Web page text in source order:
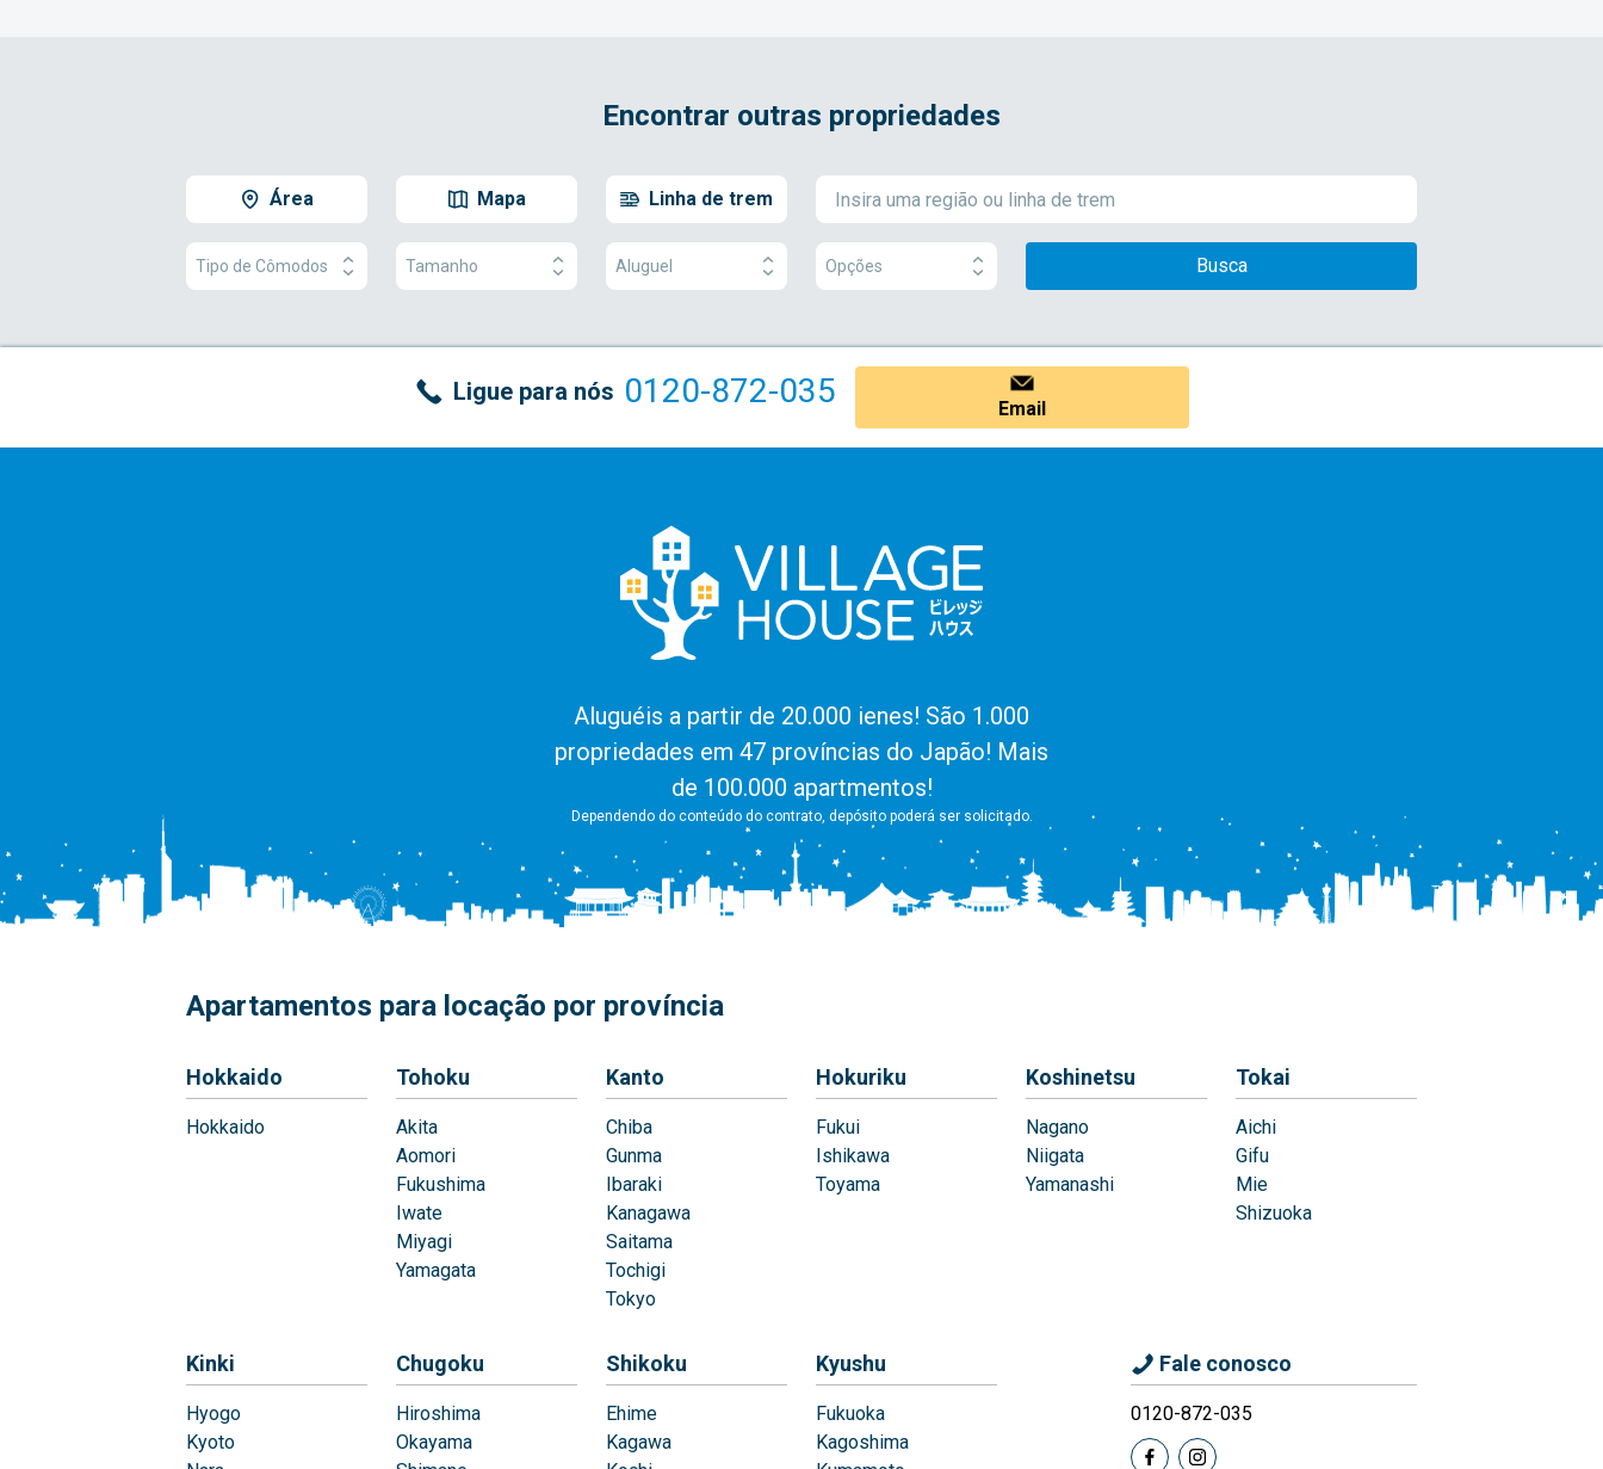
Encontrar outras propriedades
Área Mapa Linha de trem
Tipo de Cômodos Tamanho Aluguel Opções Busca
Ligue para nós 0120-872-035 Email
Aluguéis a partir de 20.000 ienes! São 1.000
propriedades em 47 províncias do Japão! Mais
de 100.000 apartmentos!
Dependendo do conteúdo do contrato, depósito poderá ser solicitado.
Apartamentos para locação por província
Hokkaido
Hokkaido
Tohoku
Akita
Aomori
Fukushima
Iwate
Miyagi
Yamagata
Kanto
Chiba
Gunma
Ibaraki
Kanagawa
Saitama
Tochigi
Tokyo
Hokuriku
Fukui
Ishikawa
Toyama
Koshinetsu
Nagano
Niigata
Yamanashi
Tokai
Aichi
Gifu
Mie
Shizuoka
Kinki
Hyogo
Kyoto
Chugoku
Hiroshima
Okayama
Shikoku
Ehime
Kagawa
Kyushu
Fukuoka
Kagoshima
Fale conosco
0120-872-035